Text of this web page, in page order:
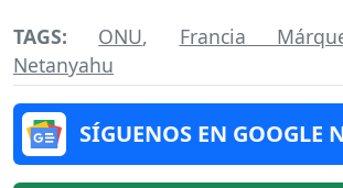
TAGS: ONU, Francia
Netanyahu
SÍGUENOS EN GOOGLE